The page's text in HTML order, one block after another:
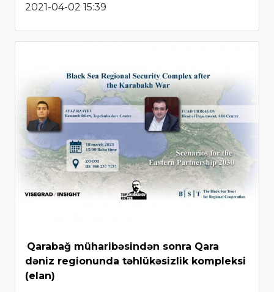
2021-04-02 15:39
Qarabağ müharibəsindən sonra Qara
dəniz regionunda təhlükəsizlik kompleksi
(elan)